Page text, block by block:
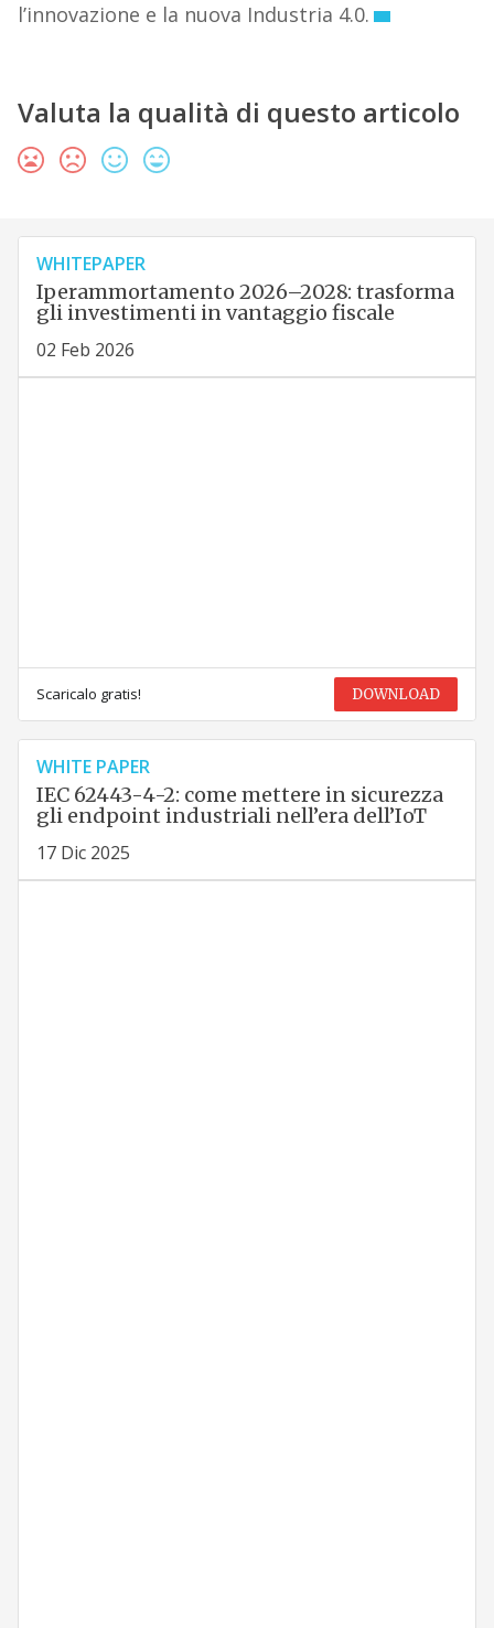
l’innovazione e la nuova Industria 4.0.
Valuta la qualità di questo articolo
WHITEPAPER
Iperammortamento 2026–2028: trasforma
gli investimenti in vantaggio fiscale
02 Feb 2026
Scaricalo gratis! DOWNLOAD
WHITE PAPER
IEC 62443-4-2: come mettere in sicurezza
gli endpoint industriali nell’era dell’IoT
17 Dic 2025